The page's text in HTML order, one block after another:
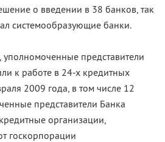
о введении в 38 банков, так
системообразующие банки.
представители
к работе в 24-х кредитных
2009 года, в том числе 12
представители Банка
организации,
госкорпорации